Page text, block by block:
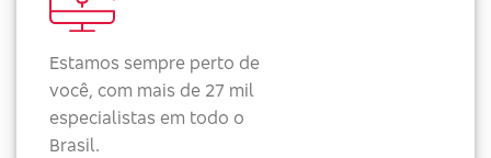
Estamos sempre perto de
você, com mais de 27 mil
especialistas em todo o
Brasil.